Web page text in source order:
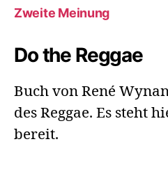
Zweite Meinung
Do the Reggae
Buch von René
des Reggae. Es steht
bereit.